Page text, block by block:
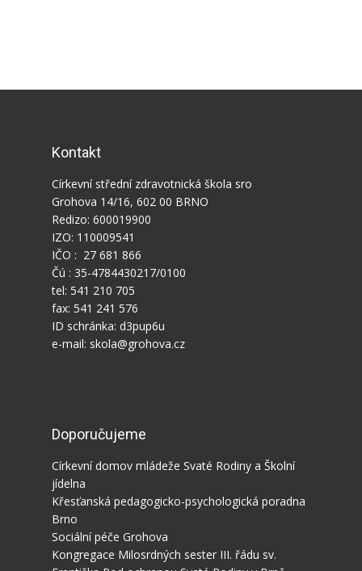
Kontakt
Církevní střední zdravotnická škola sro
Grohova 14/16, 602 00 BRNO
Redizo: 600019900
IZO: 110009541
IČO : 27 681 866
Čú : 35-4784430217/0100
tel: 541 210 705
fax: 541 241 576
ID schránka: d3pup6u
e-mail: skola@grohova.cz
Doporučujeme
Církevní domov mládeže Svaté Rodiny a Školní
jídelna
Křesťanská pedagogicko-psychologická poradna
Brno
Sociální péče Grohova
Kongregace Milosrdných sester III. řádu sv.